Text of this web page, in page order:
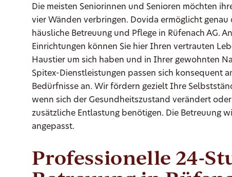
Die meisten Seniorinnen und Senioren möchten
vier Wänden verbringen. Dovida ermöglicht genau
häusliche Betreuung und Pflege in Rüfenach AG.
Einrichtungen können Sie hier Ihren vertrauten
Haustier um sich haben und in Ihrer gewohnten
Spitex-Dienstleistungen passen sich konsequent
Bedürfnisse an. Wir fördern gezielt Ihre
wenn sich der Gesundheitszustand verändert
zusätzliche Entlastung benötigen. Die Betreuung
angepasst.
Professionelle 24-